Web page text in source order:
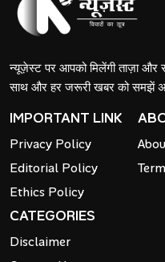
न्यूज़ेस्ट पर आपको मिलेंगी ताज़ा और
साथ और हर जरूरी खबर को समझें
IMPORTANT LINK
Privacy Policy
Editorial Policy
Ethics Policy
CATEGORIES
Disclaimer